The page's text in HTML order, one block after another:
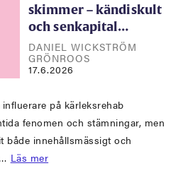
skimmer – kändiskult
och senkapital…
DANIEL WICKSTRÖM
GRÖNROOS
17.6.2026
på kärleksrehab
fenomen och stämningar, men
både innehållsmässigt och
Läs mer